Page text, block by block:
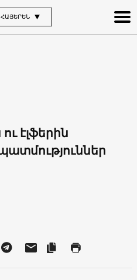
ՀԱՅԵՐԵՆ
էլֆերին